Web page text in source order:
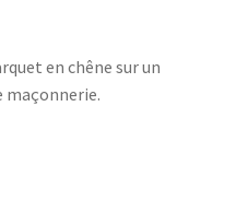
en chêne sur un
maçonnerie.